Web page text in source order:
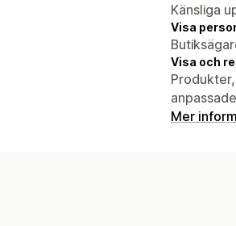
Känsliga
Visa
Visa och
Mer